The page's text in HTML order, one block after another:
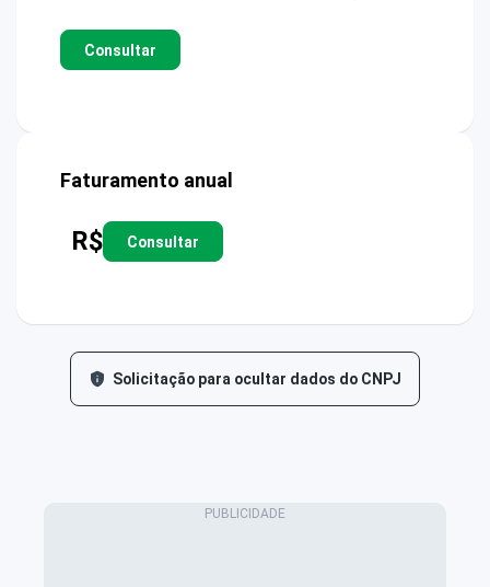
Consultar
Faturamento anual
R$ Consultar
Solicitação para ocultar dados do CNPJ